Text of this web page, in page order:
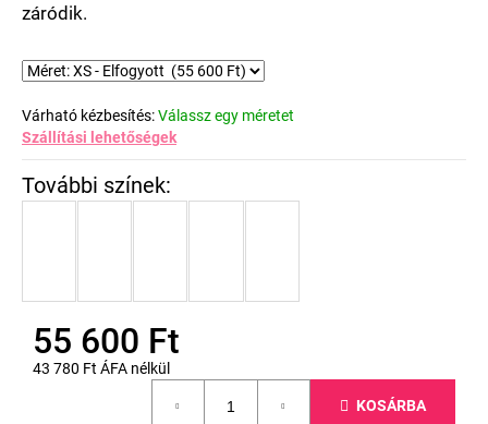
záródik.
Várható kézbesítés:Válassz egy méretet
Szállítási lehetőségek
55 600 Ft
43 780 Ft ÁFA nélkül
KOSÁRBA